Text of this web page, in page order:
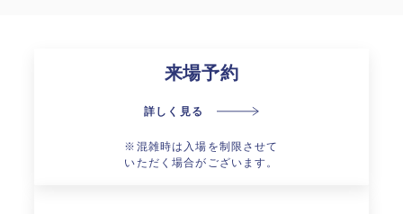
来場予約
詳しく見る
※混雑時は入場を制限させて
いただく場合がございます。